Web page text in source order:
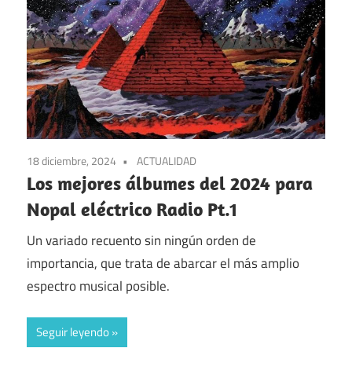
18 diciembre, 2024 ACTUALIDAD
Los mejores álbumes del 2024 para
Nopal eléctrico Radio Pt.1
Un variado recuento sin ningún orden de
importancia, que trata de abarcar el más amplio
espectro musical posible.
Seguir leyendo